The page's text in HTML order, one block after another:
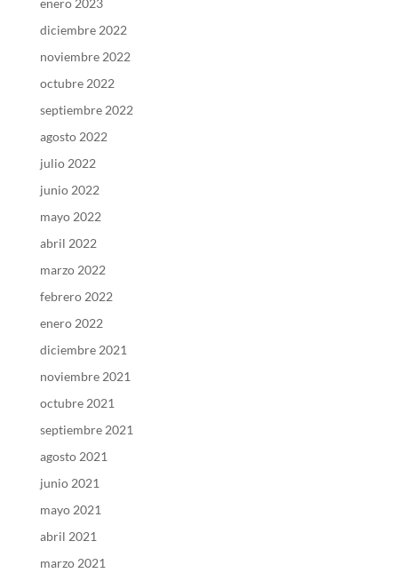
enero 2023
diciembre 2022
noviembre 2022
octubre 2022
septiembre 2022
agosto 2022
julio 2022
junio 2022
mayo 2022
abril 2022
marzo 2022
febrero 2022
enero 2022
diciembre 2021
noviembre 2021
octubre 2021
septiembre 2021
agosto 2021
junio 2021
mayo 2021
abril 2021
marzo 2021